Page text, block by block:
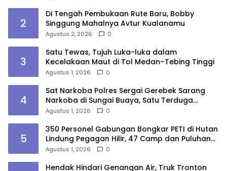
2
Di Tengah Pembukaan Rute Baru, Bobby
Singgung Mahalnya Avtur Kualanamu
Agustus 2, 2026 0
3
Satu Tewas, Tujuh Luka-luka dalam
Kecelakaan Maut di Tol Medan–Tebing Tinggi
Agustus 1, 2026 0
4
Sat Narkoba Polres Sergai Gerebek Sarang
Narkoba di Sungai Buaya, Satu Terduga
Pelaku Diamankan
Agustus 1, 2026 0
5
350 Personel Gabungan Bongkar PETI di Hutan
Lindung Pegagan Hilir, 47 Camp dan Puluhan
Peralatan Dimusnahkan
Agustus 1, 2026 0
Hendak Hindari Genangan Air, Truk Tronton